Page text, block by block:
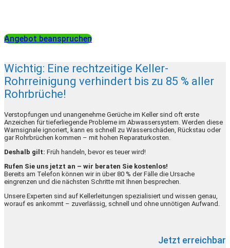
Angebot beanspruchen
Wichtig: Eine rechtzeitige Keller-
Rohrreinigung verhindert bis zu 85 % aller
Rohrbrüche!
Verstopfungen und unangenehme Gerüche im Keller sind oft erste
Anzeichen für tieferliegende Probleme im Abwassersystem. Werden diese
Warnsignale ignoriert, kann es schnell zu Wasserschäden, Rückstau oder
gar Rohrbrüchen kommen – mit hohen Reparaturkosten.
Deshalb gilt: Früh handeln, bevor es teuer wird!
Rufen Sie uns jetzt an – wir beraten Sie kostenlos!
Bereits am Telefon können wir in über 80 % der Fälle die Ursache
eingrenzen und die nächsten Schritte mit Ihnen besprechen.
Unsere Experten sind auf Kellerleitungen spezialisiert und wissen genau,
worauf es ankommt – zuverlässig, schnell und ohne unnötigen Aufwand.
Jetzt erreichbar